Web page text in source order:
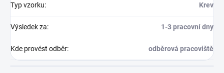
Typ vzorku: Krev
Výsledek za: 1-3 pracovní dny
Kde provést odběr: odběrová pracoviště